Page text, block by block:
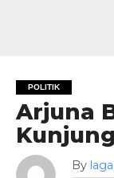
POLITIK
Arjuna
By